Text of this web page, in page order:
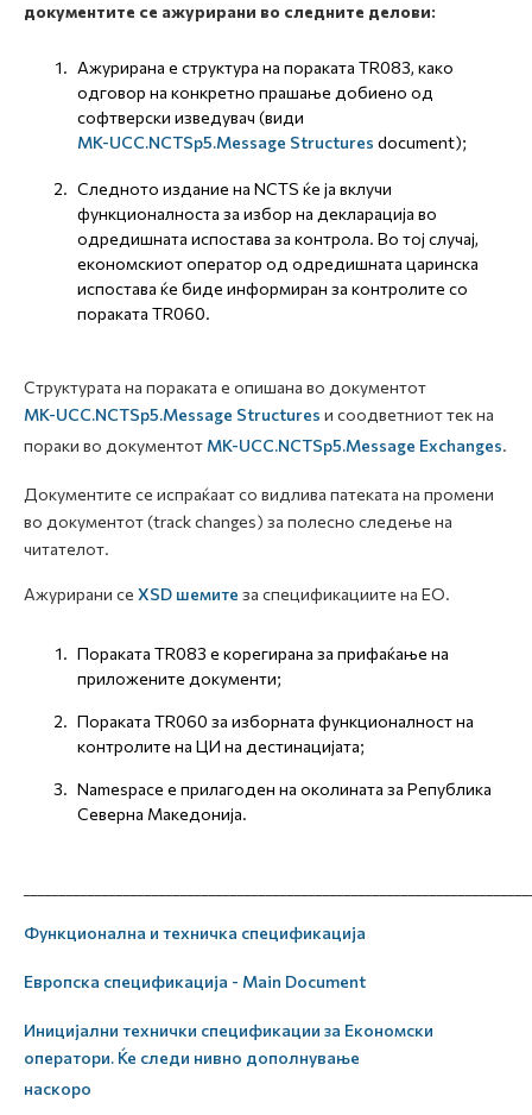
документите се ажурирани во следните делови:
Ажурирана е структура на пораката TR083, како
одговор на конкретно прашање добиено од
софтверски изведувач (види
MK-UCC.NCTSp5.Message Structures document);
Следното издание на NCTS ќе ја вклучи
функционалноста за избор на декларација во
одредишната испостава за контрола. Во тој случај,
економскиот оператор од одредишната царинска
испостава ќе биде информиран за контролите со
пораката TR060.
Структурата на пораката е опишана во документот
MK-UCC.NCTSp5.Message Structures и соодветниот тек на
пораки во документот MK-UCC.NCTSp5.Message Exchanges.
Документите се испраќаат со видлива патеката на промени
во документот (track changes) за полесно следење на
читателот.
Ажурирани се XSD шемите за спецификациите на ЕО.
Пораката TR083 е корегирана за прифаќање на
приложените документи;
Пораката TR060 за изборната функционалност на
контролите на ЦИ на дестинацијата;
Namespace е прилагоден на околината за Република
Северна Македонија.
Функционална и техничка спецификација
Европска спецификација - Main Document
Иницијални технички спецификации за Економски
оператори. Ќе следи нивно дополнување
наскоро